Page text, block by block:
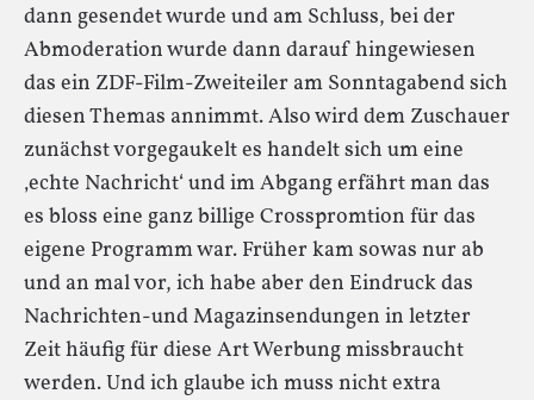
dann gesendet wurde und am Schluss, bei der
Abmoderation wurde dann darauf hingewiesen
das ein ZDF-Film-Zweiteiler am Sonntagabend sich
diesen Themas annimmt. Also wird dem Zuschauer
zunächst vorgegaukelt es handelt sich um eine
‚echte Nachricht‘ und im Abgang erfährt man das
es bloss eine ganz billige Crosspromtion für das
eigene Programm war. Früher kam sowas nur ab
und an mal vor, ich habe aber den Eindruck das
Nachrichten-und Magazinsendungen in letzter
Zeit häufig für diese Art Werbung missbraucht
werden. Und ich glaube ich muss nicht extra